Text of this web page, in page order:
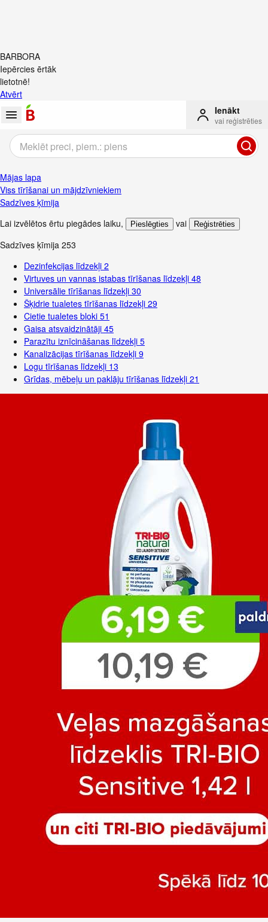
BARBORA
Iepērcies ērtāk
lietotnē!
Atvērt
Ienākt
vai reģistrēties
Mājas lapa
Viss tīrīšanai un mājdzīvniekiem
Sadzīves ķīmija
Lai izvēlētos ērtu piegādes laiku, Pieslēgties vai Reģistrēties
Sadzīves ķīmija 253
Dezinfekcijas līdzekļi 2
Virtuves un vannas istabas tīrīšanas līdzekļi 48
Universālie tīrīšanas līdzekļi 30
Šķidrie tualetes tīrīšanas līdzekļi 29
Cietie tualetes bloki 51
Gaisa atsvaidzinātāji 45
Parazītu iznīcināšanas līdzekļi 5
Kanalizācijas tīrīšanas līdzekļi 9
Logu tīrīšanas līdzekļi 13
Grīdas, mēbeļu un paklāju tīrīšanas līdzekļi 21